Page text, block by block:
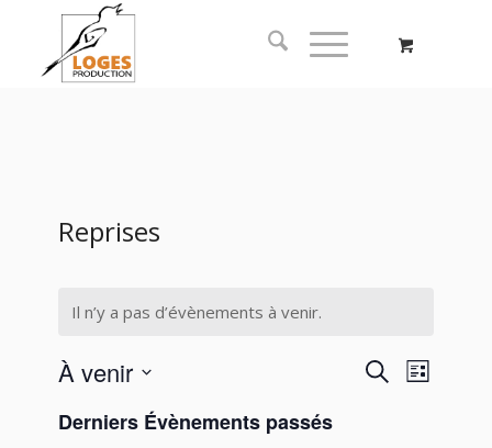
Reprises
Il n’y a pas d’évènements à venir.
Recherche
de
Liste
À venir
une
Derniers Évènements passés